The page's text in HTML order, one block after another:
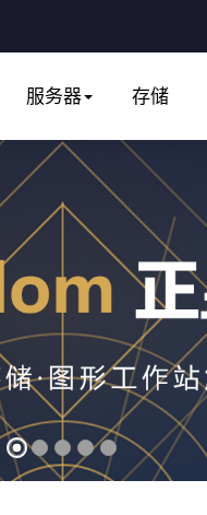
服务器 存储